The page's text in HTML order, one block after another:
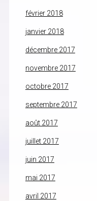
février 2018
janvier 2018
décembre 2017
novembre 2017
octobre 2017
septembre 2017
août 2017
juillet 2017
juin 2017
mai 2017
avril 2017